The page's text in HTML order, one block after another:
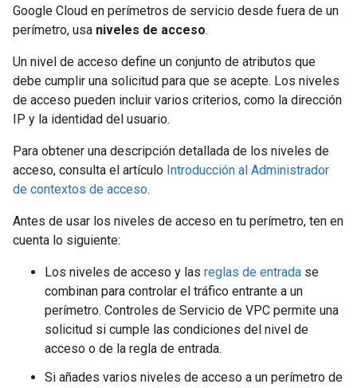
Google Cloud en perímetros de servicio desde fuera de un
perímetro, usa niveles de acceso.
Un nivel de acceso define un conjunto de atributos que
debe cumplir una solicitud para que se acepte. Los niveles
de acceso pueden incluir varios criterios, como la dirección
IP y la identidad del usuario.
Para obtener una descripción detallada de los niveles de
acceso, consulta el artículo Introducción al Administrador
de contextos de acceso.
Antes de usar los niveles de acceso en tu perímetro, ten en
cuenta lo siguiente:
Los niveles de acceso y las reglas de entrada se
combinan para controlar el tráfico entrante a un
perímetro. Controles de Servicio de VPC permite una
solicitud si cumple las condiciones del nivel de
acceso o de la regla de entrada.
Si añades varios niveles de acceso a un perímetro de